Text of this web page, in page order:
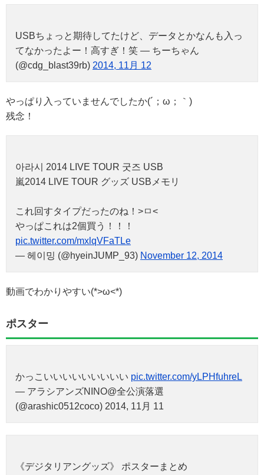
USBちょっと期待してたけど、データとかなんも入っ
てなかったよー！高すぎ！笑 — ちーちゃん
(@cdg_blast39rb) 2014, 11月 12
やっぱり入っていませんでしたか(´；ω；｀)
残念！
아라시 2014 LIVE TOUR 굿즈 USB
嵐2014 LIVE TOUR グッズ USBメモリ
これ回すタイプだったのね！>ㅁ<
やっぱこれは2個買う！！！
pic.twitter.com/mxlqVFaTLe
— 헤이밍 (@hyeinJUMP_93) November 12, 2014
動画でわかりやすい(*>ω<*)
ポスター
かっこいいいいいいいいい pic.twitter.com/yLPHfuhreL
— アラシアンズNINO@全公演落選
(@arashic0512coco) 2014, 11月 11
《デジタリアングッズ》 ポスターまとめ